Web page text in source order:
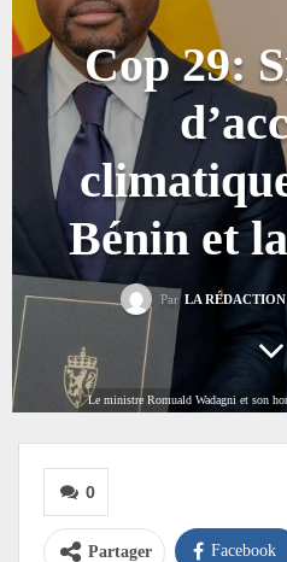
Cop 29:
Bénin et
Par LA RÉDACTION
Le ministre Romuald Wadagni et son
0
Partager Facebook